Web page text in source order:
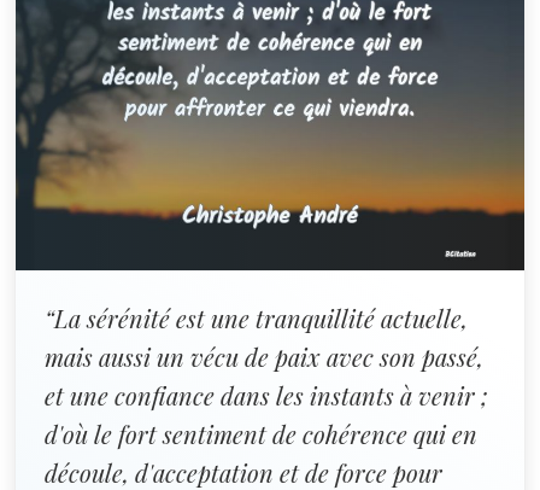
“La sérénité est une tranquillité actuelle,
mais aussi un vécu de paix avec son passé,
et une confiance dans les instants à venir ;
d'où le fort sentiment de cohérence qui en
découle, d'acceptation et de force pour